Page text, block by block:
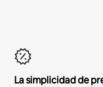
La simplicidad de